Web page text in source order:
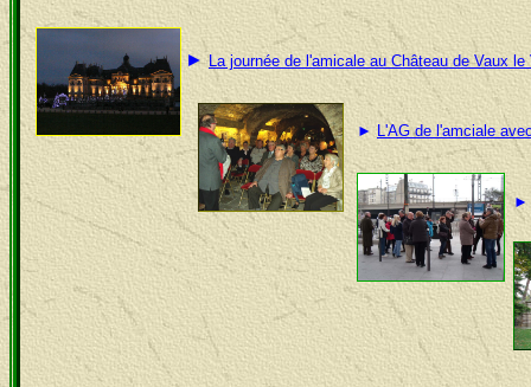
► La journée de l'amicale au Château de Vaux
►L'AG de l'amciale
►